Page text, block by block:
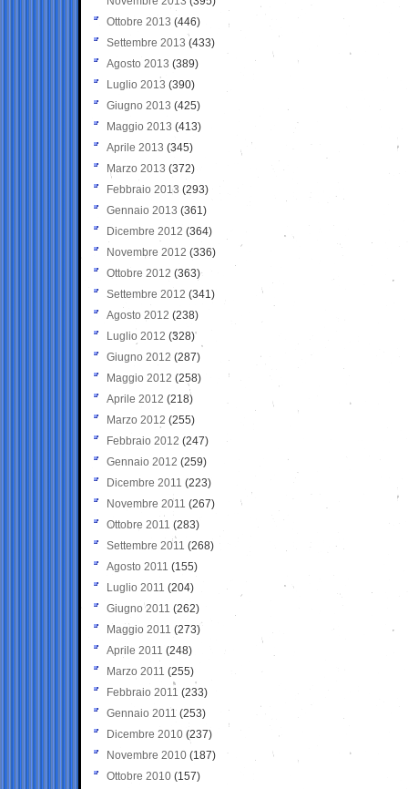
Ottobre 2013 (446)
Settembre 2013 (433)
Agosto 2013 (389)
Luglio 2013 (390)
Giugno 2013 (425)
Maggio 2013 (413)
Aprile 2013 (345)
Marzo 2013 (372)
Febbraio 2013 (293)
Gennaio 2013 (361)
Dicembre 2012 (364)
Novembre 2012 (336)
Ottobre 2012 (363)
Settembre 2012 (341)
Agosto 2012 (238)
Luglio 2012 (328)
Giugno 2012 (287)
Maggio 2012 (258)
Aprile 2012 (218)
Marzo 2012 (255)
Febbraio 2012 (247)
Gennaio 2012 (259)
Dicembre 2011 (223)
Novembre 2011 (267)
Ottobre 2011 (283)
Settembre 2011 (268)
Agosto 2011 (155)
Luglio 2011 (204)
Giugno 2011 (262)
Maggio 2011 (273)
Aprile 2011 (248)
Marzo 2011 (255)
Febbraio 2011 (233)
Gennaio 2011 (253)
Dicembre 2010 (237)
Novembre 2010 (187)
Ottobre 2010 (157)